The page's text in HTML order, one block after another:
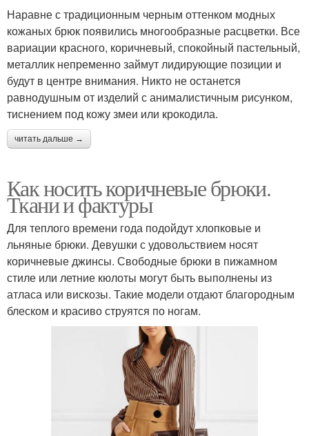
Наравне с традиционным черным оттенком модных
кожаных брюк появились многообразные расцветки. Все
вариации красного, коричневый, спокойный пастельный,
металлик непременно займут лидирующие позиции и
будут в центре внимания. Никто не останется
равнодушным от изделий с анималистичным рисунком,
тиснением под кожу змеи или крокодила.
читать дальше →
Как носить коричневые брюки.
Ткани и фактуры
Для теплого времени года подойдут хлопковые и
льняные брюки. Девушки с удовольствием носят
коричневые джинсы. Свободные брюки в пижамном
стиле или летние кюлоты могут быть выполнены из
атласа или вискозы. Такие модели отдают благородным
блеском и красиво струятся по ногам.